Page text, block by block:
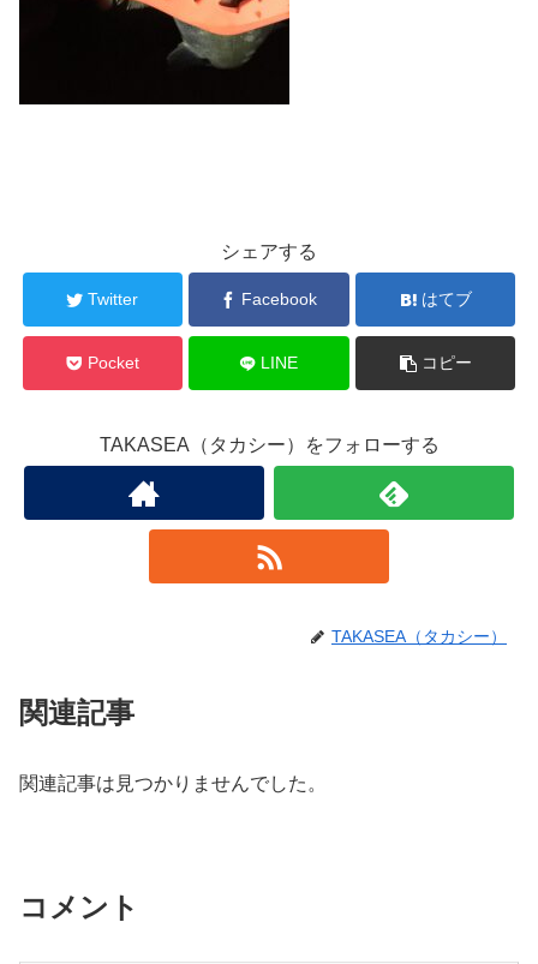
シェアする
Twitter Facebook はてブ
Pocket LINE コピー
TAKASEA（タカシー）をフォローする
TAKASEA（タカシー）
関連記事
関連記事は見つかりませんでした。
コメント